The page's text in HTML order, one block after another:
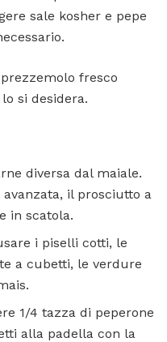
sale kosher e pepe
fresco
si desidera.
diversa dal maiale.
il prosciutto a
in scatola.
i piselli cotti, le
a cubetti, le verdure
1/4 tazza di peperone
alla padella con la